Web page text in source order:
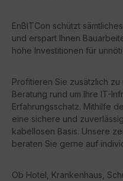
EnBITCon schützt
und erspart Ihnen
hohe Investitionen für
Profitieren Sie zusätzlich
Beratung rund um Ihre IT-
Erfahrungsschatz. Mithilfe
eine sichere und
kabellosen Basis. Unsere
beraten Sie gerne auf
Ob Hotel, Krankenhaus,